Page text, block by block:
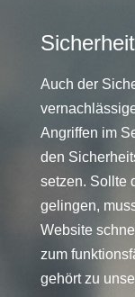
Sicherheit
Auch der
Angriffen im
den
setzen. Sollte
gelingen,
Website
zum
gehört zu